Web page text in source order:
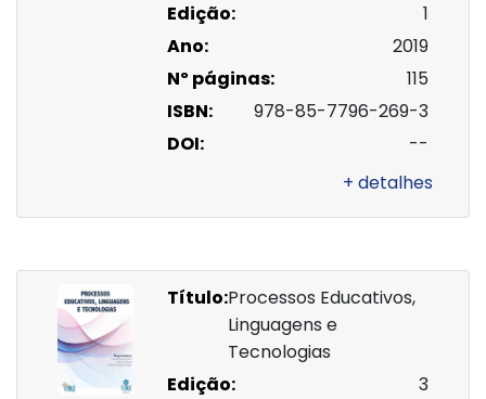
Edição:
1
Ano:
2019
Nº páginas:
115
ISBN:
978-85-7796-269-3
DOI:
--
+ detalhes
Título:Processos Educativos,
Linguagens e
Tecnologias
Edição:
3